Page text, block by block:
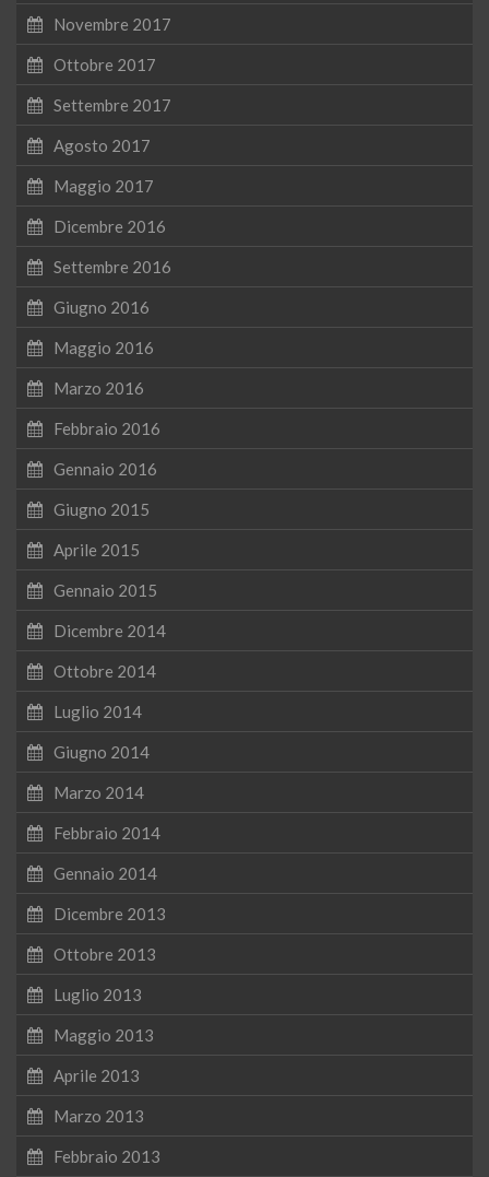
Novembre 2017
Ottobre 2017
Settembre 2017
Agosto 2017
Maggio 2017
Dicembre 2016
Settembre 2016
Giugno 2016
Maggio 2016
Marzo 2016
Febbraio 2016
Gennaio 2016
Giugno 2015
Aprile 2015
Gennaio 2015
Dicembre 2014
Ottobre 2014
Luglio 2014
Giugno 2014
Marzo 2014
Febbraio 2014
Gennaio 2014
Dicembre 2013
Ottobre 2013
Luglio 2013
Maggio 2013
Aprile 2013
Marzo 2013
Febbraio 2013